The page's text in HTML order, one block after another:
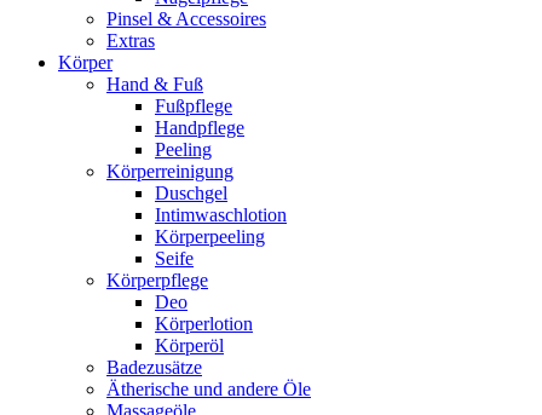
Pinsel & Accessoires
Extras
Körper
Hand & Fuß
Fußpflege
Handpflege
Peeling
Körperreinigung
Duschgel
Intimwaschlotion
Körperpeeling
Seife
Körperpflege
Deo
Körperlotion
Körperöl
Badezusätze
Ätherische und andere Öle